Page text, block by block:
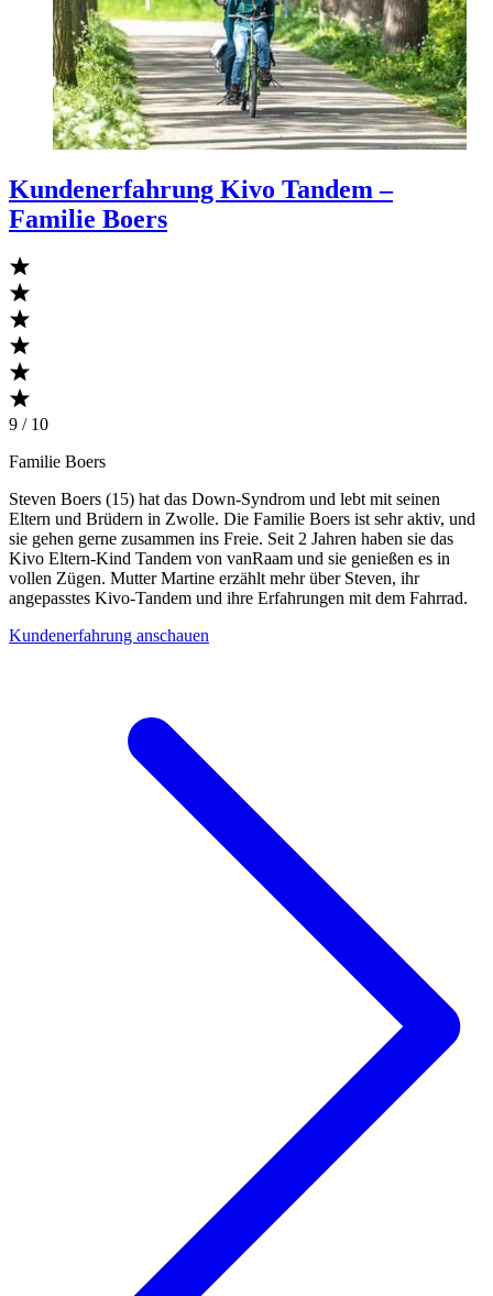
Kundenerfahrung Kivo Tandem –
Familie Boers
9 / 10
Familie Boers
Steven Boers (15) hat das Down-Syndrom und lebt mit seinen
Eltern und Brüdern in Zwolle. Die Familie Boers ist sehr aktiv, und
sie gehen gerne zusammen ins Freie. Seit 2 Jahren haben sie das
Kivo Eltern-Kind Tandem von vanRaam und sie genießen es in
vollen Zügen. Mutter Martine erzählt mehr über Steven, ihr
angepasstes Kivo-Tandem und ihre Erfahrungen mit dem Fahrrad.
Kundenerfahrung anschauen